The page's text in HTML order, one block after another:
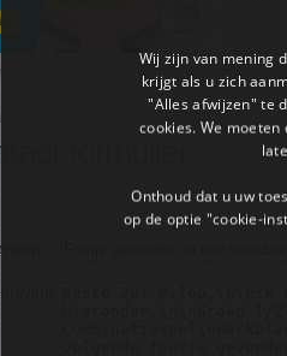
formulier:
Wij zijn van mening
krijgt als u zich
"Alles afwijzen" te
cookies. We
Onthoud dat u uw
op de optie "cookie-